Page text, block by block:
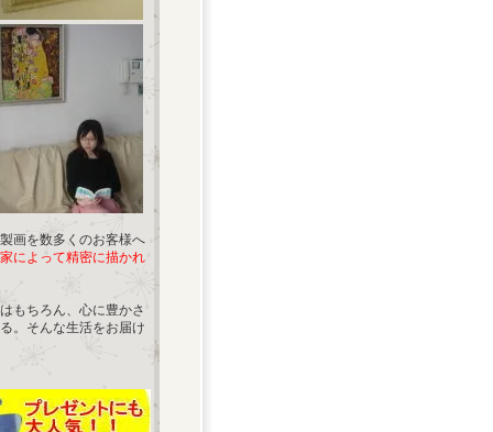
画を数多くのお客様へ
によって精密に描かれ
もちろん、心に豊かさ
。そんな生活をお届け